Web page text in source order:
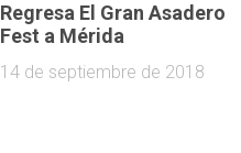
Regresa El Gran Asadero
Fest a Mérida
14 de septiembre de 2018